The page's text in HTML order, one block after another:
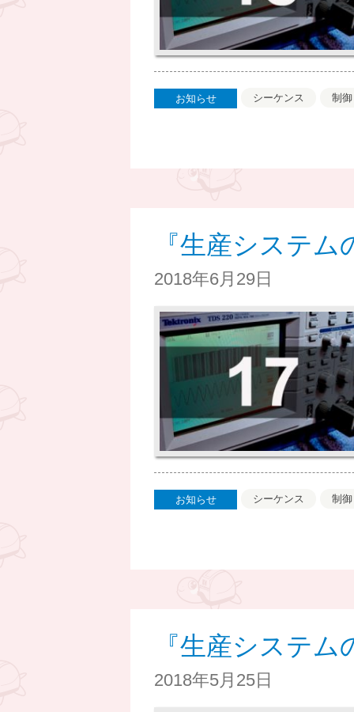
お知らせ シーケンス 制御
『生産システ
2018年6月29日
お知らせ シーケンス 制御
『生産システ
2018年5月25日